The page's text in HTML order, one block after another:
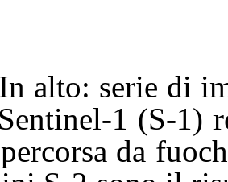
alto: serie di
1 (S-1)
percorsa da